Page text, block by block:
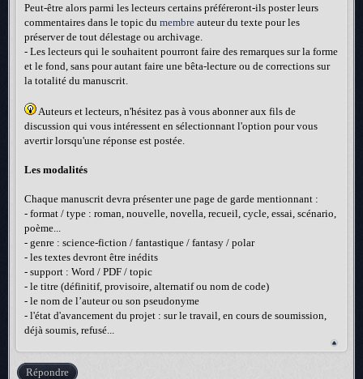
Peut-être alors parmi les lecteurs certains préféreront-ils poster leurs
commentaires dans le topic du membre auteur du texte pour les
préserver de tout délestage ou archivage.
- Les lecteurs qui le souhaitent pourront faire des remarques sur la forme
et le fond, sans pour autant faire une bêta-lecture ou de corrections sur
la totalité du manuscrit.
Auteurs et lecteurs, n'hésitez pas à vous abonner aux fils de
discussion qui vous intéressent en sélectionnant l'option pour vous
avertir lorsqu'une réponse est postée.
Les modalités
Chaque manuscrit devra présenter une page de garde mentionnant :
- format / type : roman, nouvelle, novella, recueil, cycle, essai, scénario,
poème...
- genre : science-fiction / fantastique / fantasy / polar
- les textes devront être inédits
- support : Word / PDF / topic
- le titre (définitif, provisoire, alternatif ou nom de code)
- le nom de l’auteur ou son pseudonyme
- l'état d'avancement du projet : sur le travail, en cours de soumission,
déjà soumis, refusé...
Répondre